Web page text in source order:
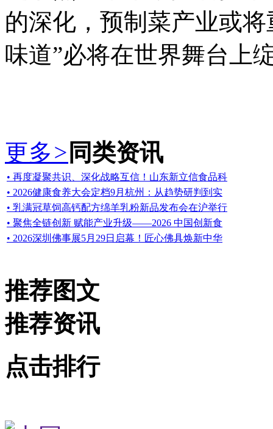
的深化，预制菜产业或
味道”必将在世界舞台上
更多> 同类资讯
• 再度凝聚共识、深化战略互信！山东新立信食品科
• 2026健康食养大会定档9月杭州：从趋势研判到实
• 乳满冠草饲高钙配方绵羊乳粉新品发布会在沪举行
• 聚焦全链创新 赋能产业升级——2026 中国创新食
• 2026深圳佛事展5月29日启幕！匠心佛具焕新中华
推荐图文
推荐资讯
点击排行